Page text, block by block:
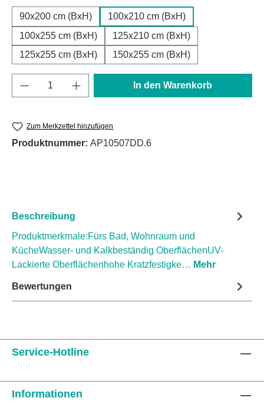
90x200 cm (BxH)
100x210 cm (BxH)
100x255 cm (BxH)
125x210 cm (BxH)
125x255 cm (BxH)
150x255 cm (BxH)
Produkt Anzahl: Gib den gewünschten
In den Warenkorb
Zum Merkzettel hinzufügen
Produktnummer: AP10507DD.6
Beschreibung
Produktmerkmale:Fürs Bad, Wohnraum und
KücheWasser- und Kalkbeständig OberflächenUV-
Lackierte Oberflächenhohe Kratzfestigke… Mehr
Bewertungen
Service-Hotline
Informationen